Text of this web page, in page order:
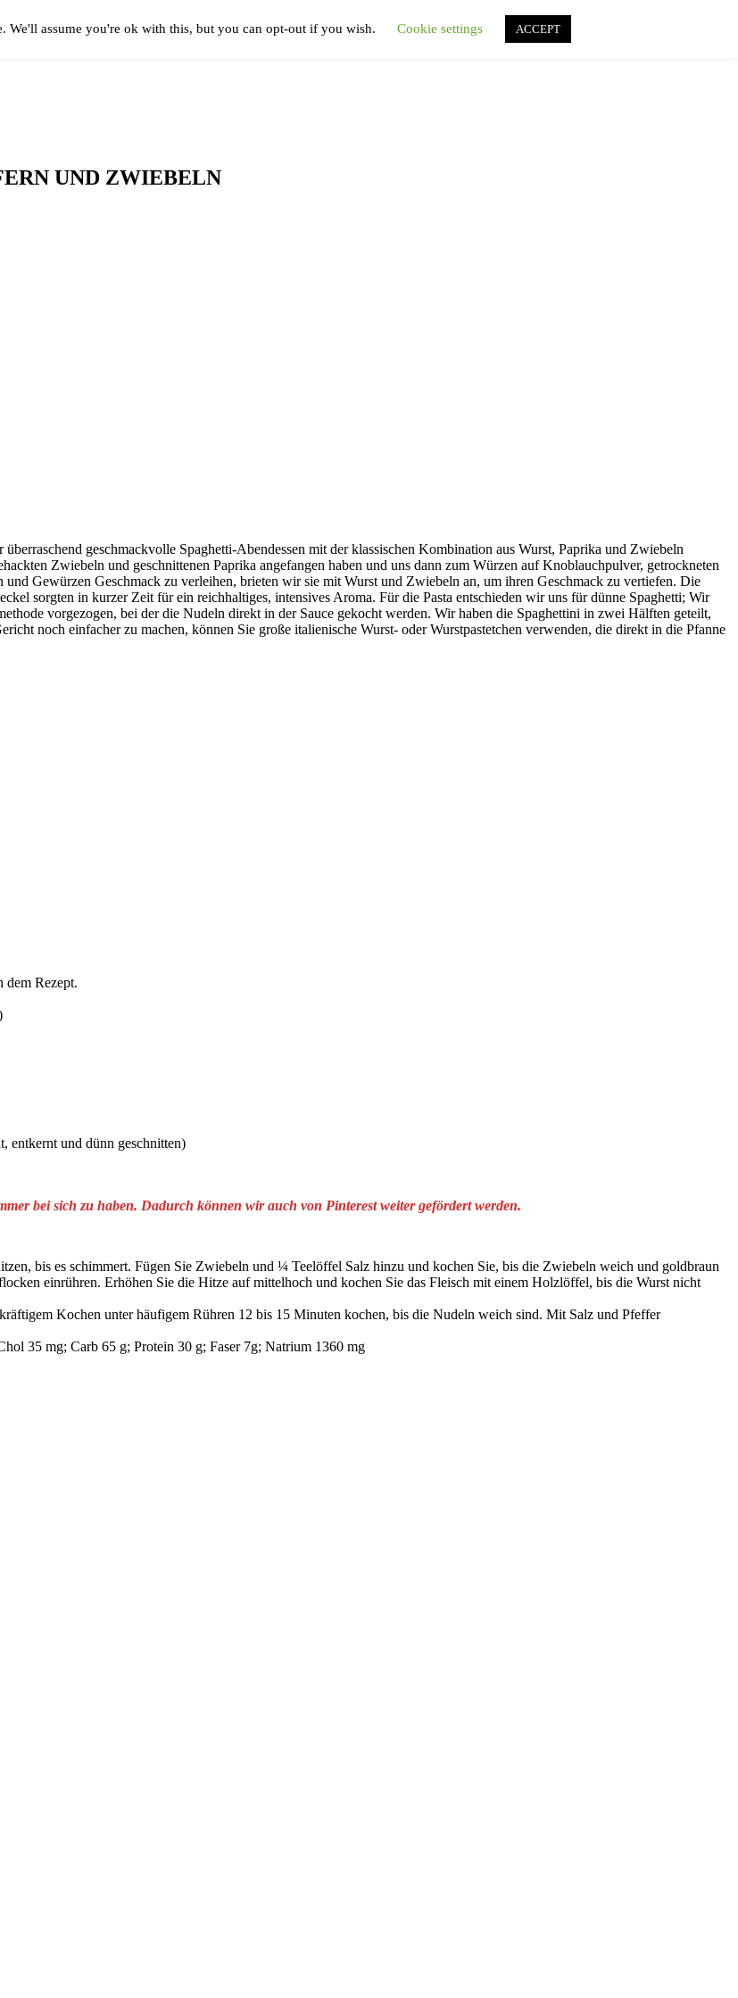
UND ZWIEBELN
geschmackvolle Spaghetti-Abendessen mit der klassischen Kombination aus Wurst, Paprika und Zwiebeln
Zwiebeln und geschnittenen Paprika angefangen haben und uns dann zum Würzen auf Knoblauchpulver, getrockneten
Gewürzen Geschmack zu verleihen, brieten wir sie mit Wurst und Zwiebeln an, um ihren Geschmack zu vertiefen. Die
sorgten in kurzer Zeit für ein reichhaltiges, intensives Aroma. Für die Pasta entschieden wir uns für dünne Spaghetti; Wir
vorgezogen, bei der die Nudeln direkt in der Sauce gekocht werden. Wir haben die Spaghettini in zwei Hälften geteilt,
noch einfacher zu machen, können Sie große italienische Wurst- oder Wurstpastetchen verwenden, die direkt in die Pfanne
dem Rezept.
entkernt und dünn geschnitten)
bei sich zu haben. Dadurch können wir auch von Pinterest weiter gefördert werden.
bis es schimmert. Fügen Sie Zwiebeln und ¼ Teelöffel Salz hinzu und kochen Sie, bis die Zwiebeln weich und goldbraun
einrühren. Erhöhen Sie die Hitze auf mittelhoch und kochen Sie das Fleisch mit einem Holzlöffel, bis die Wurst nicht
Kochen unter häufigem Rühren 12 bis 15 Minuten kochen, bis die Nudeln weich sind. Mit Salz und Pfeffer
35 mg; Carb 65 g; Protein 30 g; Faser 7g; Natrium 1360 mg
We'll assume you're ok with this, but you can opt-out if you wish. Cookie settings ACCEPT